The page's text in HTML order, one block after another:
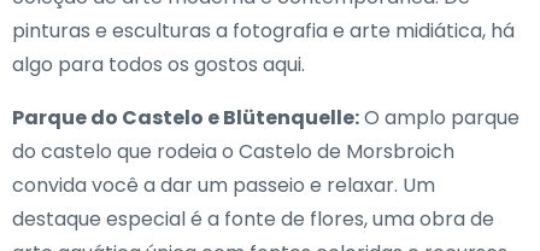
pinturas e esculturas a fotografia e arte midiática, há
algo para todos os gostos aqui.
Parque do Castelo e Blütenquelle:O amplo parque
do castelo que rodeia o Castelo de Morsbroich
convida você a dar um passeio e relaxar. Um
destaque especial é a fonte de flores, uma obra de